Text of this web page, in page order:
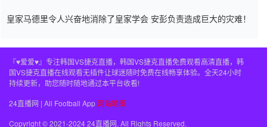
皇家马德里令人兴奋地消除了皇家学会 安彭负责造成巨大的灾难！
『♥爱爱♥』专注韩国VS捷克直播，韩国VS捷克直播免费观看高清直播，韩
国VS捷克直播在线观看无插件让球迷随时免费在线畅享体验。全天24小时
持续更新，助您随时随地通过本平台收看!
24直播网 | All Football App 网站地图
Copyright © 2021-2024 24直播网. All Rights Reserved.